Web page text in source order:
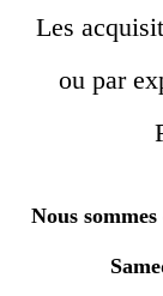
Les
ou par
Nous